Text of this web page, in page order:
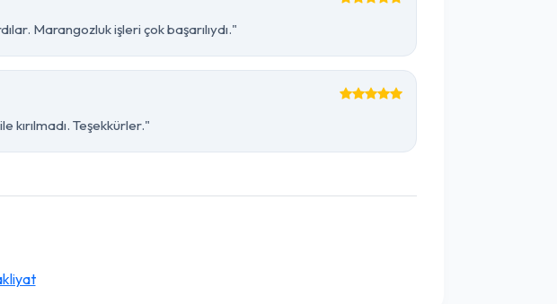
Marangozluk işleri çok başarılıydı."
kırılmadı. Teşekkürler."